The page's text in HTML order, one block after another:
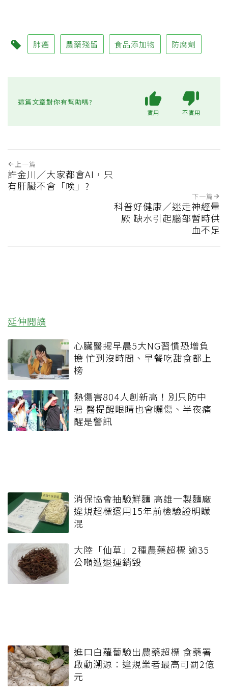
肺癌 農藥殘留 食品添加物 防腐劑
這篇文章對你有幫助嗎?
實用 不實用
上一篇
許金川／大家都會AI，只
有肝臟不會「唉」?
下一篇
科普好健康／迷走神經暈
厥 缺水引起腦部暫時供
血不足
延伸閱讀
心臟醫揭早晨5大NG習慣恐增負
擔 忙到沒時間、早餐吃甜食都上
榜
熱傷害804人創新高！別只防中
暑 醫提醒眼睛也會曬傷、半夜痛
醒是警訊
消保協會抽驗鮮麵 高雄一製麵廠
違規超標還用15年前檢驗證明矇
混
大陸「仙草」2種農藥超標 逾35
公噸遭退運銷毀
進口白蘿蔔驗出農藥超標 食藥署
啟動溯源：違規業者最高可罰2億
元